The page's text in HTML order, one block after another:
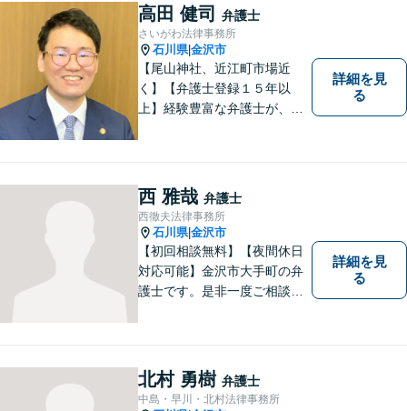
高田 健司 弁護士
さいがわ法律事務所
石川県|金沢市
【尾山神社、近江町市場近
く】【弁護士登録１５年以
上】経験豊富な弁護士が、誠
詳細を見
る
西 雅哉 弁護士
西徹夫法律事務所
石川県|金沢市
【初回相談無料】【夜間休日
対応可能】金沢市大手町の弁
護士です。是非一度ご相談く
詳細を見
る
北村 勇樹 弁護士
中島・早川・北村法律事務所